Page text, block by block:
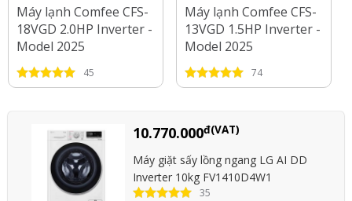
Máy lạnh Comfee CFS-
18VGD 2.0HP Inverter -
Model 2025
45
Máy lạnh Comfee CFS-
13VGD 1.5HP Inverter -
Model 2025
74
10.770.000đ(VAT)
Máy giặt sấy lồng ngang LG AI DD
Inverter 10kg FV1410D4W1
35